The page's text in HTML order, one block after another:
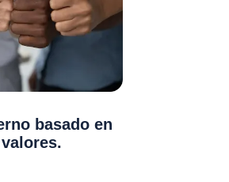
basado en